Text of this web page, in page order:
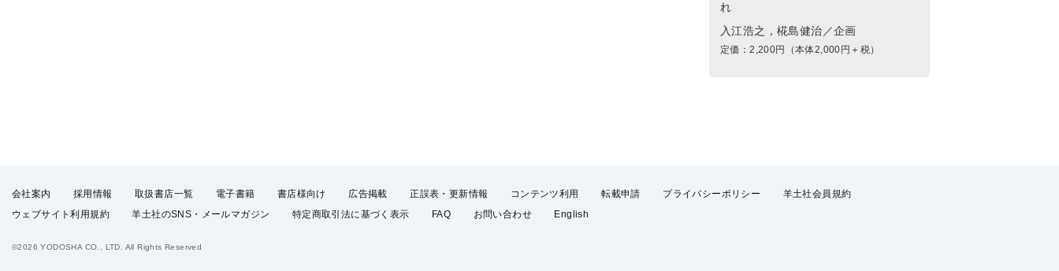
れ
入江浩之，椛島健治／企画
定価：2,200円（本体2,000円＋税）
会社案内 採用情報 取扱書店一覧 電子書籍 書店様向け 広告掲載 正誤表・更新情報 コンテンツ利用 転載申請 プライバシーポリシー
羊土社会員規約
ウェブサイト利用規約
羊土社のSNS・メールマガジン 特定商取引法に基づく表示 FAQ お問い合わせ English
©2026 YODOSHA CO., LTD. All Rights Reserved